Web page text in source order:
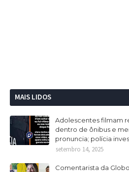
MAIS LIDOS
Adolescentes filmam
dentro de ônibus e
pronuncia; polícia
setembro 14, 2025
Comentarista da